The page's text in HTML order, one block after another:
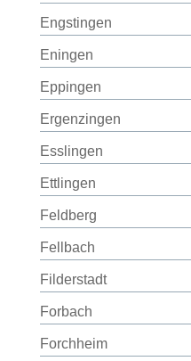
Engstingen
Eningen
Eppingen
Ergenzingen
Esslingen
Ettlingen
Feldberg
Fellbach
Filderstadt
Forbach
Forchheim